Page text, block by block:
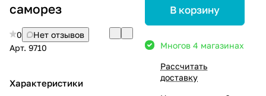
саморез
0
Нет отзывов
Арт. 9710
Характеристики
В корзину
Многов 4 магазинах
Рассчитать
доставку